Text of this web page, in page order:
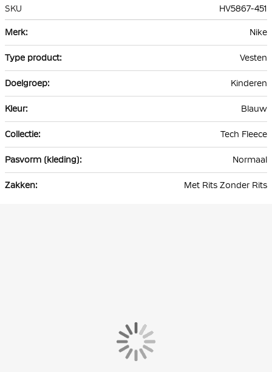
SKU
HV5867-451
informatie
Nike
Vesten
Kinderen
Blauw
Tech Fleece
Normaal
Met Rits Zonder Rits